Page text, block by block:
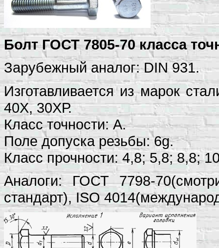
Болт ГОСТ 7805-70 класса
Зарубежный аналог: DIN 931.
Изготавливается из марок
40Х, 30ХР.
Класс точности: A.
Поле допуска резьбы: 6g.
Класс прочности: 4,8; 5,8; 8,8;
Аналоги: ГОСТ 7798-
стандарт), ISO